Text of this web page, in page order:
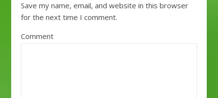
Save my name, email, and website in this browser
for the next time I comment.
Comment